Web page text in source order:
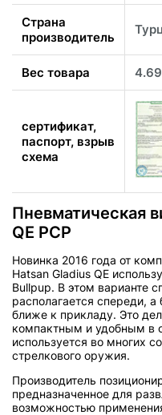
Страна
производитель
Вес товара
сертификат,
паспорт, взрыв
схема
Пневматическая
QE PCP
Новинка 2016 года от
Hatsan Gladius QE
Bullpup. В этом варианте
располагается спереди,
ближе к прикладу. Это
компактным и удобным в
используется во многих
стрелкового оружия.
Производитель
предназначенное для
возможностью